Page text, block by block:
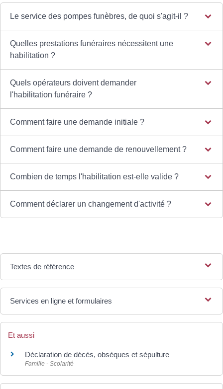
Le service des pompes funèbres, de quoi s'agit-il ?
Quelles prestations funéraires nécessitent une
habilitation ?
Quels opérateurs doivent demander
l'habilitation funéraire ?
Comment faire une demande initiale ?
Comment faire une demande de renouvellement ?
Combien de temps l'habilitation est-elle valide ?
Comment déclarer un changement d'activité ?
Textes de référence
Services en ligne et formulaires
Et aussi
Déclaration de décès, obsèques et sépulture
Famille - Scolarité